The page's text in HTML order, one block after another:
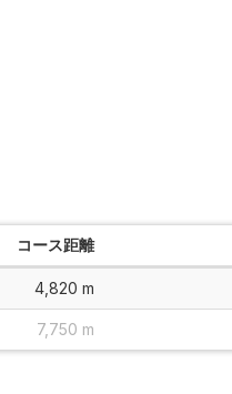
コース距離
4,820 m
7,750 m